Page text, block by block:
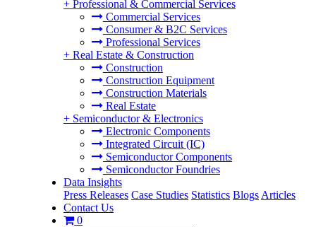
+ Professional & Commercial Services
Commercial Services
Consumer & B2C Services
Professional Services
+ Real Estate & Construction
Construction
Construction Equipment
Construction Materials
Real Estate
+ Semiconductor & Electronics
Electronic Components
Integrated Circuit (IC)
Semiconductor Components
Semiconductor Foundries
Data Insights
Press Releases Case Studies Statistics Blogs Articles
Contact Us
0